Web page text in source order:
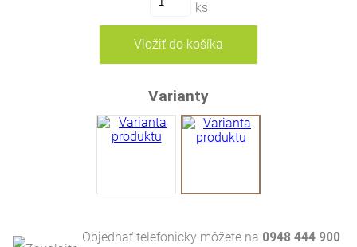
ks
Varianty
Objednať telefonicky môžete na 0948 444 900